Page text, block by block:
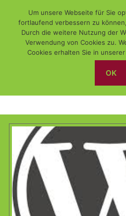
Wordpress
Um unsere Webseite für Sie
fortlaufend verbessern zu
Durch die weitere Nutzung der
Verwendung von Cookies zu.
Cookies erhalten Sie in unserer
OK